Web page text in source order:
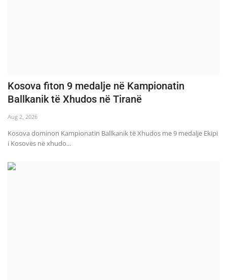
Kosova fiton 9 medalje në Kampionatin
Ballkanik të Xhudos në Tiranë
Aug 2, 2026
Kosova dominon Kampionatin Ballkanik të Xhudos me 9 medalje Ekipi
i Kosovës në xhudo...